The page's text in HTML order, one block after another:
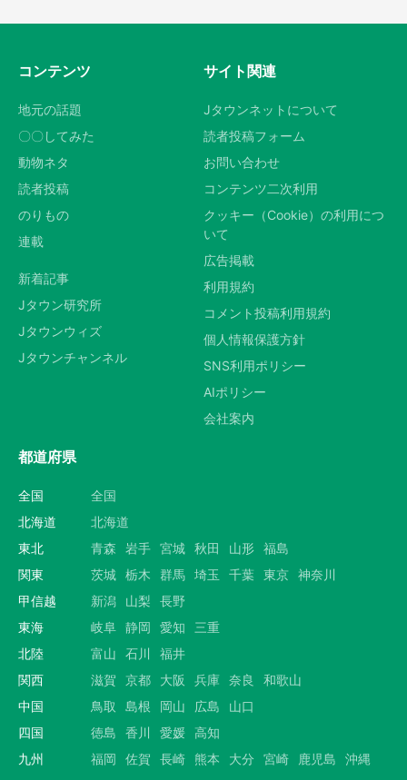
コンテンツ
地元の話題
〇〇してみた
動物ネタ
読者投稿
のりもの
連載
新着記事
Jタウン研究所
Jタウンウィズ
Jタウンチャンネル
サイト関連
Jタウンネットについて
読者投稿フォーム
お問い合わせ
コンテンツ二次利用
クッキー（Cookie）の利用につ
いて
広告掲載
利用規約
コメント投稿利用規約
個人情報保護方針
SNS利用ポリシー
AIポリシー
会社案内
都道府県
全国
全国
北海道
北海道
東北
青森 岩手 宮城 秋田 山形 福島
関東
茨城 栃木 群馬 埼玉 千葉 東京 神奈川
甲信越
新潟 山梨
長野
東海
岐阜 静岡 愛知
三重
北陸
富山 石川
福井
関西
滋賀 京都 大阪 兵庫 奈良
和歌山
中国
鳥取 島根 岡山 広島
山口
四国
徳島 香川 愛媛 高知
九州
福岡 佐賀 長崎 熊本 大分 宮崎 鹿児島 沖縄